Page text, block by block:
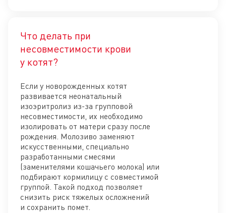
Что делать при
несовместимости крови
у котят?
Если у новорожденных котят
развивается неонатальный
изоэритролиз из-за групповой
несовместимости, их необходимо
изолировать от матери сразу после
рождения. Молозиво заменяют
искусственными, специально
разработанными смесями
(заменителями кошачьего молока) или
подбирают кормилицу с совместимой
группой. Такой подход позволяет
снизить риск тяжелых осложнений
и сохранить помет.